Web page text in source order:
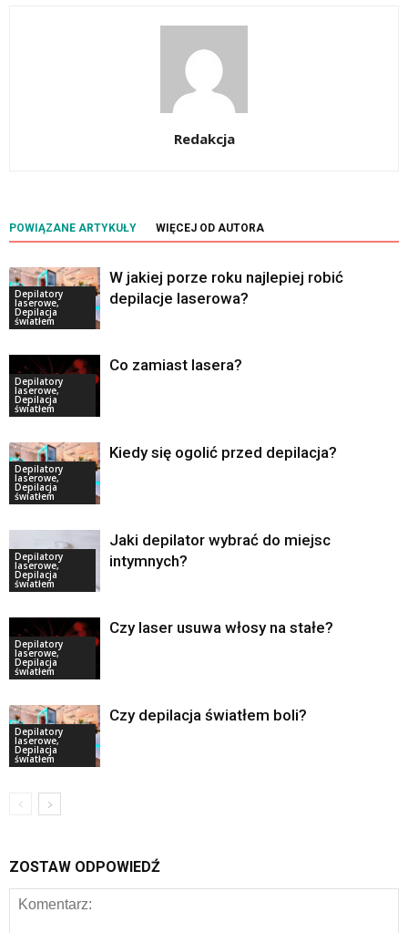
Redakcja
POWIĄZANE ARTYKUŁY WIĘCEJ OD AUTORA
Depilatory
laserowe,
Depilacja
światłem
W jakiej porze roku najlepiej robić
depilacje laserowa?
Depilatory
laserowe,
Depilacja
światłem
Co zamiast lasera?
Depilatory
laserowe,
Depilacja
światłem
Kiedy się ogolić przed depilacja?
Depilatory
laserowe,
Depilacja
światłem
Jaki depilator wybrać do miejsc
intymnych?
Depilatory
laserowe,
Depilacja
światłem
Czy laser usuwa włosy na stałe?
Depilatory
laserowe,
Depilacja
światłem
Czy depilacja światłem boli?
ZOSTAW ODPOWIEDŹ